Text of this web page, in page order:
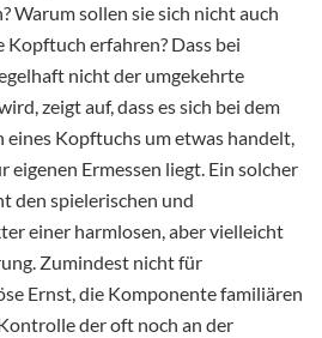
Warum sollen sie sich nicht auch
Kopftuch erfahren? Dass bei
nicht der umgekehrte
zeigt auf, dass es sich bei dem
eines Kopftuchs um etwas handelt,
eigenen Ermessen liegt. Ein solcher
den spielerischen und
einer harmlosen, aber vielleicht
Zumindest nicht für
Ernst, die Komponente familiären
der oft noch an der